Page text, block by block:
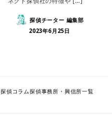
探偵チーター 編集部
2023年6月25日
探偵コラム探偵事務所・興信所一覧